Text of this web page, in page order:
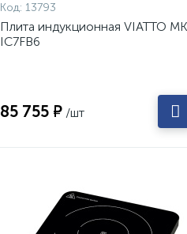
Код: 13793
Плита индукционная VIATTO
IC7FB6
85 755 ₽ /шт